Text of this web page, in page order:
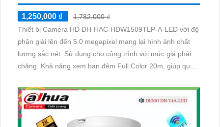
1,250,000 ₫
1,782,000 ₫
Thiết bị Camera HD DH-HAC-HDW1509TLP-A-LED với độ
phân giải lên đến 5.0 megapixel mang lại hình ảnh chất
lượng sắc nét. Sử dụng cho công trình với mức giá phải
chăng. Khả năng xem ban đêm Full Color 20m, giúp quan